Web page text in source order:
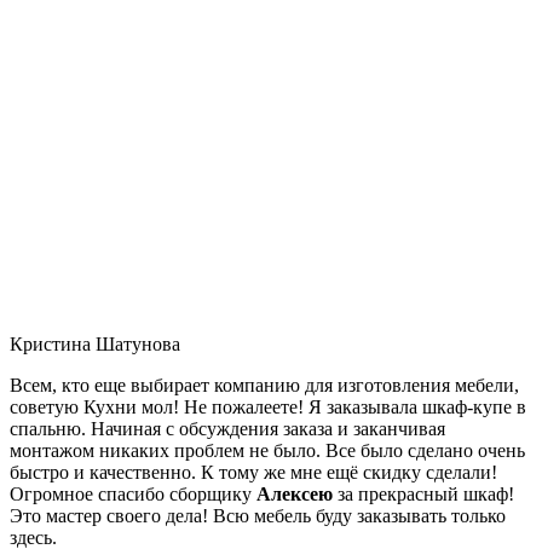
Кристина Шатунова
Всем, кто еще выбирает компанию для изготовления мебели,
советую Кухни мол! Не пожалеете! Я заказывала шкаф-купе в
спальню. Начиная с обсуждения заказа и заканчивая
монтажом никаких проблем не было. Все было сделано очень
быстро и качественно. К тому же мне ещё скидку сделали!
Огромное спасибо сборщику Алексею за прекрасный шкаф!
Это мастер своего дела! Всю мебель буду заказывать только
здесь.